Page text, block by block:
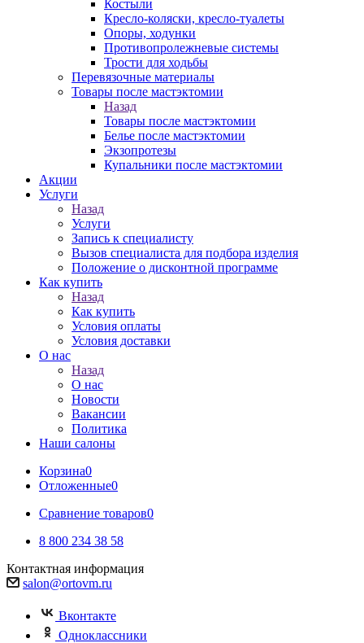
Костыли
Кресло-коляски, кресло-туалеты
Опоры, ходунки
Противопролежневые системы
Трости для ходьбы
Перевязочные материалы
Товары после мастэктомии
Назад
Товары после мастэктомии
Белье после мастэктомии
Экзопротезы
Купальники после мастэктомии
Акции
Услуги
Назад
Услуги
Запись к специалисту
Вызов специалиста для подбора изделия
Положение о дисконтной программе
Как купить
Назад
Как купить
Условия оплаты
Условия доставки
О нас
Назад
О нас
Новости
Вакансии
Политика
Наши салоны
Корзина0
Отложенные0
Сравнение товаров0
8 800 234 38 58
Контактная информация
salon@ortovm.ru
Вконтакте
Одноклассники